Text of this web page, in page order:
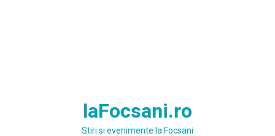
laFocsani.ro
Stiri si evenimente la Focsani